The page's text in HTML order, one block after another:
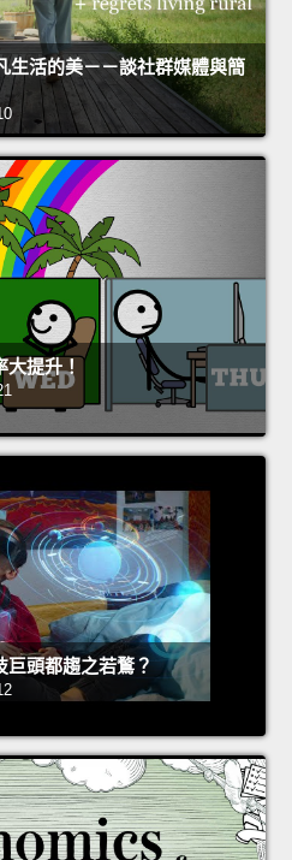
生活的美－－談社群媒體與簡
提升！
巨頭都趨之若鶩？